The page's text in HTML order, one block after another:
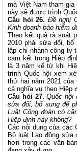
mà Việt Nam tham
này sẽ được trình
Câu hỏi 26. Đề nghị
Kinh doanh bảo hiểm
Theo kết quả rà soát
2010 phải sửa đổi, bổ
lập chi nhánh công ty
cam kết trong Hiệp
là 3 năm kể từ khi
trình Quốc hội xem
thứ hai năm 2021 của
cả nghĩa vụ theo Hiệp
Câu hỏi 27. Quốc hội
sửa đổi, bổ sung để
Luật Công đoàn có
Hiệp định này không?
Các nội dung của các
Bộ luật Lao động
hơn trong các văn